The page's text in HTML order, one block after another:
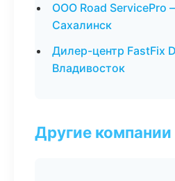
ООО Road
Сахалинск
Дилер-центр FastFix
Владивосток
Другие компании